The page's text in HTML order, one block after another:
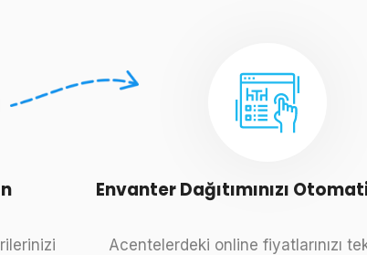
Envanter Dağıtımınızı
Acentelerdeki online fiyatlarınızı